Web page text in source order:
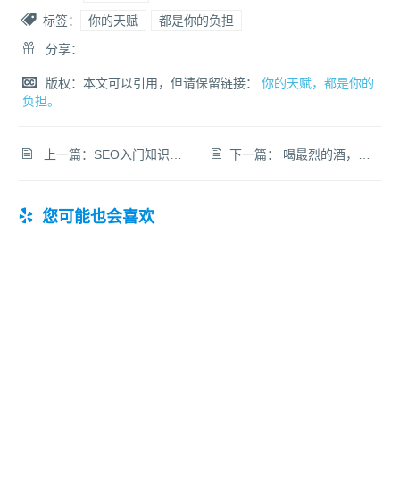
标签：
你的天赋
都是你的负担
分享：
版权：本文可以引用，但请保留链接： 你的天赋，都是你的
负担。
上一篇： SEO入门知识系统学习教程：SEO基础知识大盘点 下一篇： 喝最烈的酒，操最爱的人。 ---莎士比亚（网络版）
您可能也会喜欢